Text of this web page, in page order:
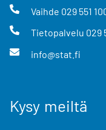
Vaihde 029 551
Tietopalvelu 029
info@stat.fi
Kysy meiltä